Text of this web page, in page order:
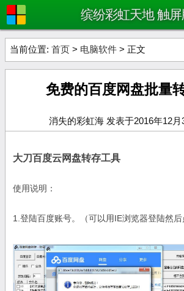
缤纷彩虹天地 触屏
当前位置: 首页 > 电脑软件 > 正文
免费的百度网盘批量
消失的彩虹海 发表于2016年12月
大刀百度云网盘转存工具
使用说明：
1.登陆百度账号。（可以用IE浏览器登陆然后